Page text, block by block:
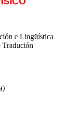
e Lingüística
Tradución